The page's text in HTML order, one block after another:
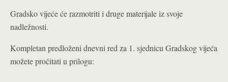
Gradsko vijeće će razmotriti i druge materijale iz svoje
nadležnosti.
Kompletan predloženi dnevni red za 1. sjednicu Gradskog vijeća
možete pročitati u prilogu: